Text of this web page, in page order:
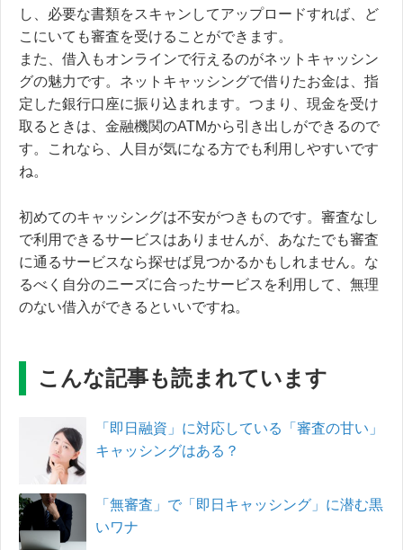
し、必要な書類をスキャンしてアップロードすれば、ど
こにいても審査を受けることができます。
また、借入もオンラインで行えるのがネットキャッシン
グの魅力です。ネットキャッシングで借りたお金は、指
定した銀行口座に振り込まれます。つまり、現金を受け
取るときは、金融機関のATMから引き出しができるので
す。これなら、人目が気になる方でも利用しやすいです
ね。
初めてのキャッシングは不安がつきものです。審査なし
で利用できるサービスはありませんが、あなたでも審査
に通るサービスなら探せば見つかるかもしれません。な
るべく自分のニーズに合ったサービスを利用して、無理
のない借入ができるといいですね。
こんな記事も読まれています
「即日融資」に対応している「審査の甘い」
キャッシングはある？
「無審査」で「即日キャッシング」に潜む黒
いワナ